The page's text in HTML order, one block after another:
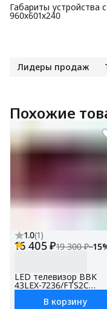
Габариты устройства
960х601х240
Лидеры продаж
Похожие
1.0(1)
16 405 ₽19 300 ₽−15
LED телевизор BBK
43LEX-7236/FTS2C
Яндекс ТВВ корзину